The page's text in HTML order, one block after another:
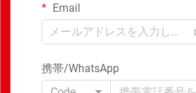
Email
携帯/WhatsApp